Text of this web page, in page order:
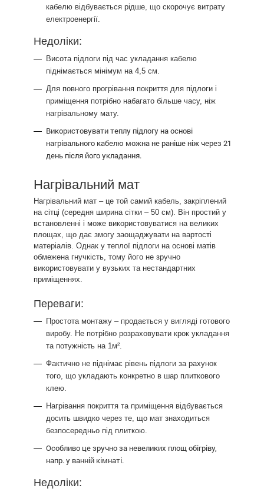
кабелю відбувається рідше, що скорочує витрату
електроенергії.
Недоліки:
Висота підлоги під час укладання кабелю
піднімається мінімум на 4,5 см.
Для повного прогрівання покриття для підлоги і
приміщення потрібно набагато більше часу, ніж
нагрівальному мату.
Використовувати теплу підлогу на основі
нагрівального кабелю можна не раніше ніж через 21
день після його укладання.
Нагрівальний мат
Нагрівальний мат – це той самий кабель, закріплений
на сітці (середня ширина сітки – 50 см). Він простий у
встановленні і може використовуватися на великих
площах, що дає змогу заощаджувати на вартості
матеріалів. Однак у теплої підлоги на основі матів
обмежена гнучкість, тому його не зручно
використовувати у вузьких та нестандартних
приміщеннях.
Переваги:
Простота монтажу – продається у вигляді готового
виробу. Не потрібно розраховувати крок укладання
та потужність на 1м².
Фактично не піднімає рівень підлоги за рахунок
того, що укладають конкретно в шар плиткового
клею.
Нагрівання покриття та приміщення відбувається
досить швидко через те, що мат знаходиться
безпосередньо під плиткою.
Особливо це зручно за невеликих площ обігріву,
напр. у ванній кімнаті.
Недоліки: